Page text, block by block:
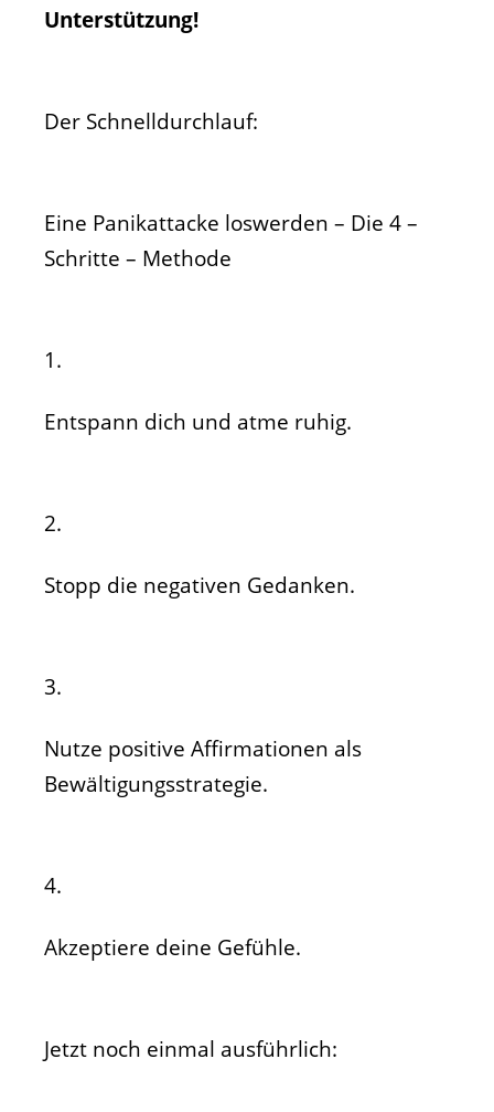
Unterstützung!
Der Schnelldurchlauf:
Eine Panikattacke loswerden – Die 4 –
Schritte – Methode
1.
Entspann dich und atme ruhig.
2.
Stopp die negativen Gedanken.
3.
Nutze positive Affirmationen als
Bewältigungsstrategie.
4.
Akzeptiere deine Gefühle.
Jetzt noch einmal ausführlich: